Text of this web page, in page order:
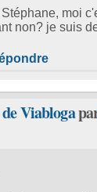
moi
non? je suis
Viabloga